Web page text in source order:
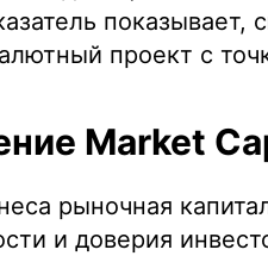
показывает,
проект с
Market
рыночная
и доверия